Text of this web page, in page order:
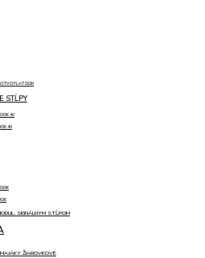
FLATSIGN
STĹPY
40
40
SIGNÁLNYM STĹPOM
ŽIAROVKOVÉ